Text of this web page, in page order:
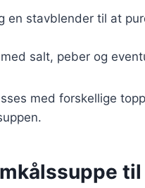
en stavblender til at
salt, peber og
med forskellige